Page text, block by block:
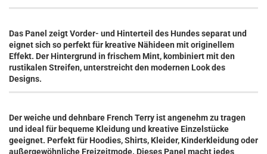
Das Panel zeigt Vorder- und Hinterteil des Hundes separat und
eignet sich so perfekt für kreative Nähideen mit originellem
Effekt. Der Hintergrund in frischem Mint, kombiniert mit den
rustikalen Streifen, unterstreicht den modernen Look des
Designs.
Der weiche und dehnbare French Terry ist angenehm zu tragen
und ideal für bequeme Kleidung und kreative Einzelstücke
geeignet. Perfekt für Hoodies, Shirts, Kleider, Kinderkleidung oder
außergewöhnliche Freizeitmode. Dieses Panel macht jedes